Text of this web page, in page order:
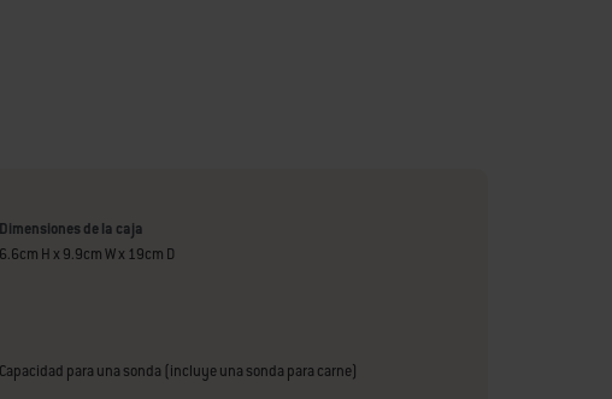
Dimensiones de la caja
6.6cm H x 9.9cm W x 19cm D
Capacidad para una sonda (incluye una sonda para carne)